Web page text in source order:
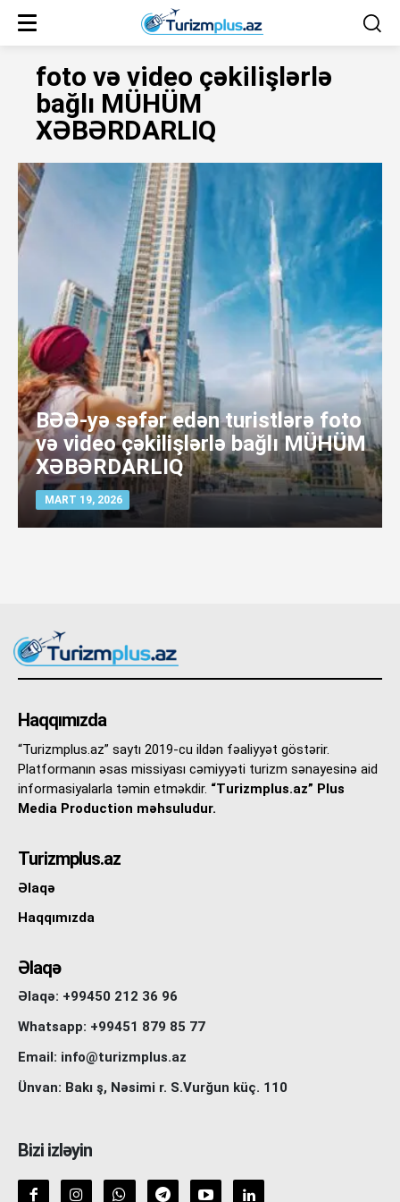
foto və video çəkilişlərlə
bağlı MÜHÜM
XƏBƏRDARLIQ
BƏƏ-yə səfər edən turistlərə foto
və video çəkilişlərlə bağlı MÜHÜM
XƏBƏRDARLIQ
MART 19, 2026
Haqqımızda
“Turizmplus.az” saytı 2019-cu ildən fəaliyyət göstərir.
Platformanın əsas missiyası cəmiyyəti turizm sənayesinə aid
informasiyalarla təmin etməkdir. “Turizmplus.az” Plus
Media Production məhsuludur.
Turizmplus.az
Əlaqə
Haqqımızda
Əlaqə
Əlaqə: +99450 212 36 96
Whatsapp: +99451 879 85 77
Email: info@turizmplus.az
Ünvan: Bakı ş, Nəsimi r. S.Vurğun küç. 110
Bizi izləyin